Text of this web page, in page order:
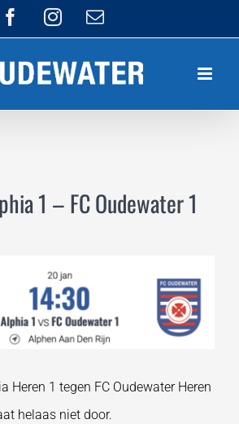
FacebookInstagram
E-
mail
1 – FC Oudewater 1
Heren 1 tegen FC Oudewater Heren
helaas niet door.